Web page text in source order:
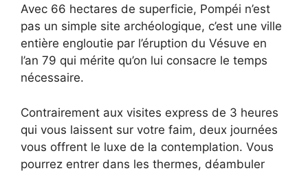
Avec 66 hectares de superficie, Pompéi n’est
pas un simple site archéologique, c’est une ville
entière engloutie par l’éruption du Vésuve en
l’an 79 qui mérite qu’on lui consacre le temps
nécessaire.
Contrairement aux visites express de 3 heures
qui vous laissent sur votre faim, deux journées
vous offrent le luxe de la contemplation. Vous
pourrez entrer dans les thermes, déambuler